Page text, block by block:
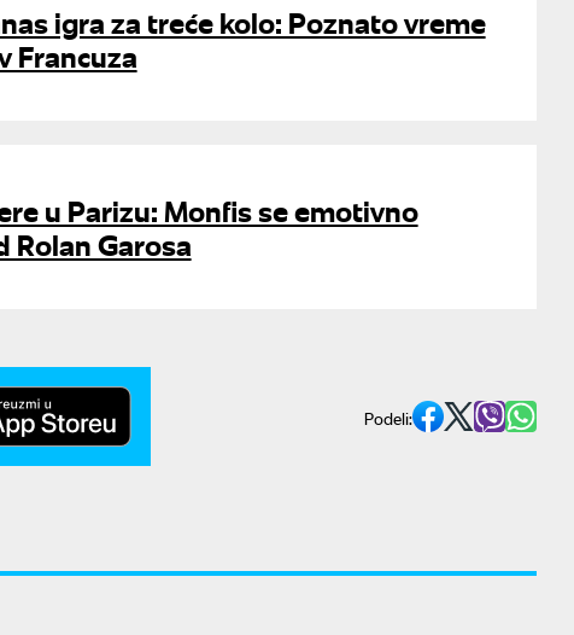
igra za treće kolo: Poznato vreme
Francuza
u Parizu: Monfis se emotivno
Garosa
Podeli: